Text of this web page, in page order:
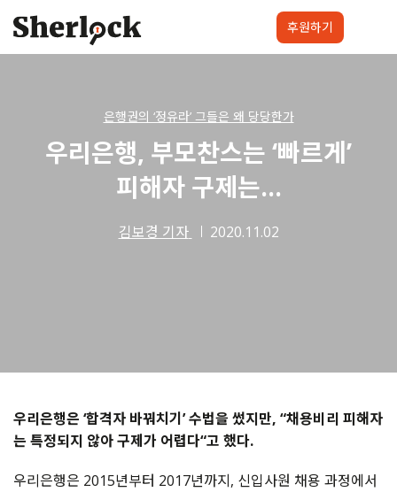
content
후원하기
은행권의 ‘정유라’ 그들은 왜 당당한가
우리은행, 부모찬스는 ‘빠르게’
피해자 구제는…
김보경 기자 2020.11.02
우리은행은 ‘합격자 바꿔치기’ 수법을 썼지만, “채용비리 피해자
는 특정되지 않아 구제가 어렵다“고 했다.
우리은행은 2015년부터 2017년까지, 신입사원 채용 과정에서